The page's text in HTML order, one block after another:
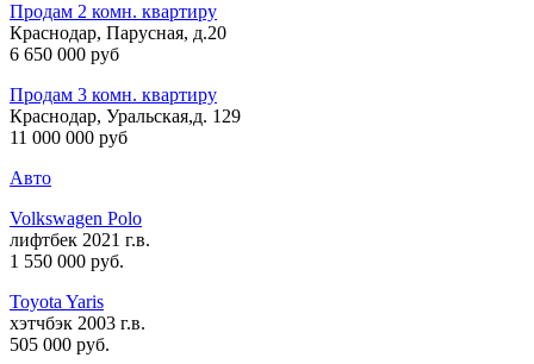
Продам 2 комн. квартиру
Краснодар, Парусная, д.20
6 650 000 руб
Продам 3 комн. квартиру
Краснодар, Уральская,д. 129
11 000 000 руб
Авто
Volkswagen Polo
лифтбек 2021 г.в.
1 550 000 руб.
Toyota Yaris
хэтчбэк 2003 г.в.
505 000 руб.